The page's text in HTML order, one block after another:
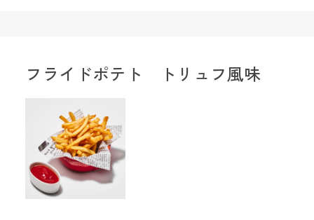
フライドポテト トリュフ風味